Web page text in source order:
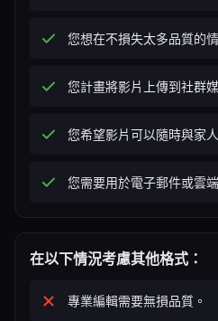
您想在不損失太多品質的
您計畫將影片上傳到社群
您希望影片可以隨時與家
您需要用於電子郵件或雲
在以下情況考慮其他格式：
專業編輯需要無損品質。